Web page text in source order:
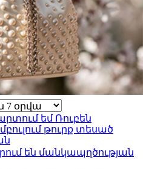
եմ Ռուբեն
թուրք տեսած
են մանկապղծության